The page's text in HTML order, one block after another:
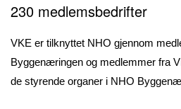
230 medlemsbedrifter
VKE er tilknyttet NHO gjennom
Byggenæringen og medlemmer fra
de styrende organer i NHO